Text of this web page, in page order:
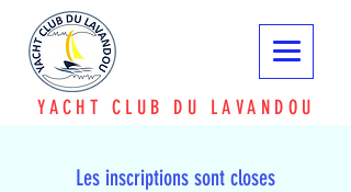
YACHT CLUB DU LAVANDOU
Les inscriptions sont closes